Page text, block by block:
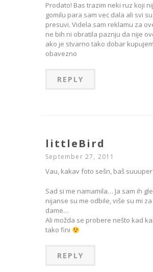
Prodato! Bas trazim neki ruz koji
gomilu para sam vec dala ali svi
presuvi. Videla sam reklamu za
ne bih ni obratila paznju da nije
ako je stvarno tako dobar
obavezno
REPLY
littleBird
September 27, 2011
Vau, kakav foto sešn, baš suuuper
Sad si me namamila… Ja sam ih
nijanse su me odbile, više su mi
dame…
Ali možda se probere nešto kad
tako fini
REPLY